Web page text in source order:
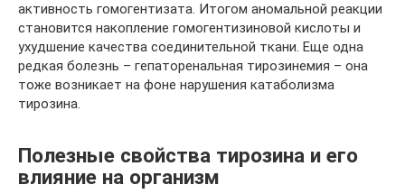
активность гомогентизата. Итогом аномальной реакции
становится накопление гомогентизиновой кислоты и
ухудшение качества соединительной ткани. Еще одна
редкая болезнь – гепаторенальная тирозинемия – она
тоже возникает на фоне нарушения катаболизма
тирозина.
Полезные свойства тирозина и его
влияние на организм